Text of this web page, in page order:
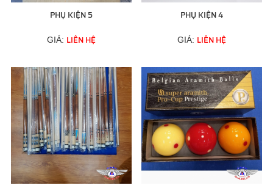
PHỤ KIỆN 5
GIÁ: LIÊN HỆ
PHỤ KIỆN 4
GIÁ: LIÊN HỆ